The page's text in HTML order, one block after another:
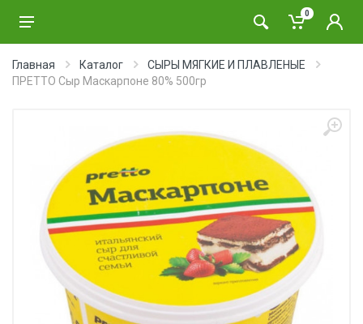
0
Главная Каталог
СЫРЫ МЯГКИЕ И ПЛАВЛЕНЫЕ
ПРЕТТО Сыр Маскарпоне 80% 500гр